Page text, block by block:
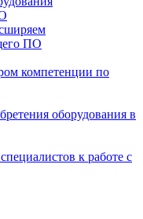
ПО
компетенции по
оборудования в
к работе с